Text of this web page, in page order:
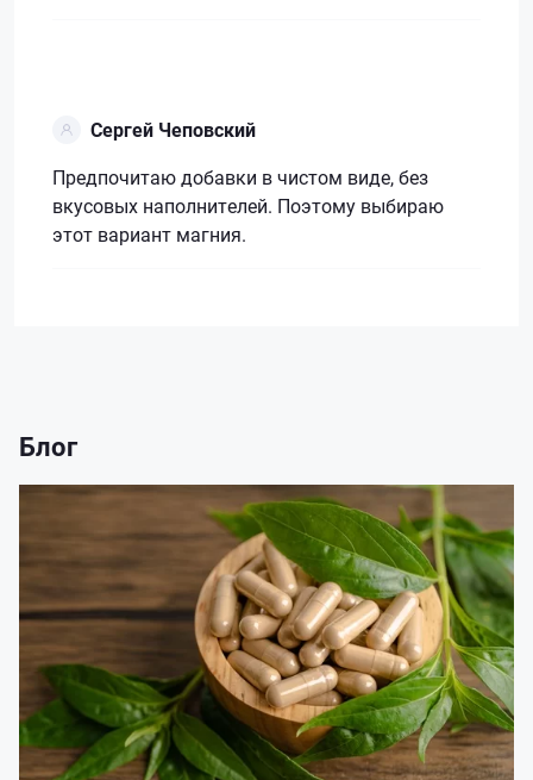
Сергей Чеповский
Предпочитаю добавки в чистом виде, без
вкусовых наполнителей. Поэтому выбираю
этот вариант магния.
Блог